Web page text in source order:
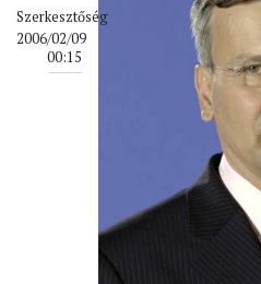
Szerkesztőség
2006/02/09
00:15